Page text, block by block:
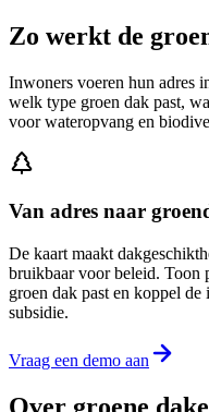
Zo werkt de
Inwoners voeren hun adres
welk type groen dak past,
voor wateropvang en
Van adres naar
De kaart maakt
bruikbaar voor beleid. Toon
groen dak past en koppel
subsidie.
Vraag een demo aan